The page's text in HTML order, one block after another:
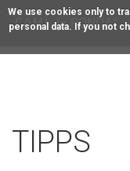
We use cookies only to
personal data. If you not
TIPPS